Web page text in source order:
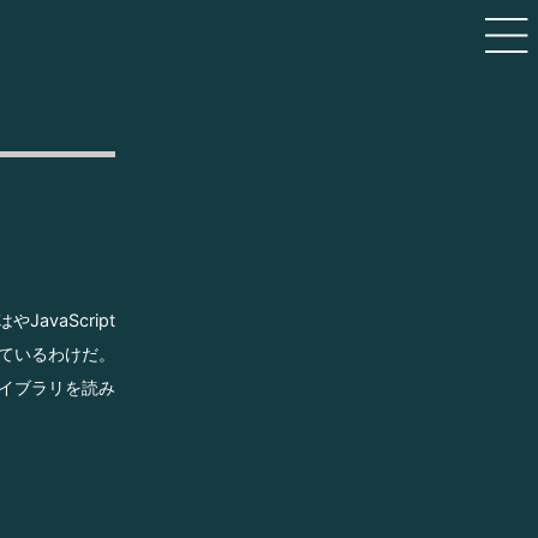
やJavaScript
るわけだ。
ブラリを読み